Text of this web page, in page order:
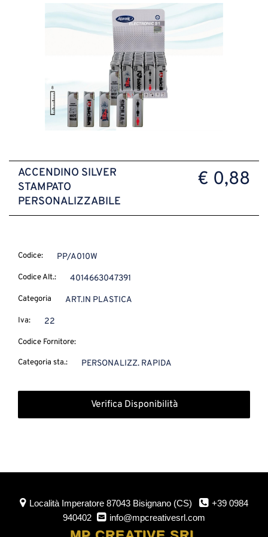
ACCENDINO SILVER
STAMPATO
PERSONALIZZABILE
€ 0,88
Codice: PP/A010W
Codice Alt.: 4014663047391
Categoria ART.IN PLASTICA
Iva: 22
Codice Fornitore:
Categoria sta.: PERSONALIZZ. RAPIDA
Verifica Disponibilità
Località Imperatore87043 Bisignano (CS)
+39 0984
940402
info@mpcreativesrl.com